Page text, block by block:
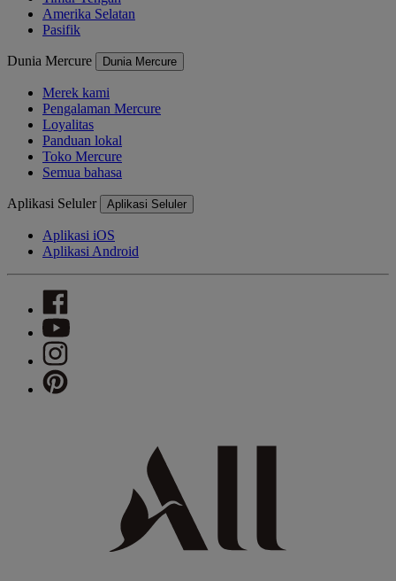
Amerika Selatan
Pasifik
Dunia Mercure Dunia Mercure
Merek kami
Pengalaman Mercure
Loyalitas
Panduan lokal
Toko Mercure
Semua bahasa
Aplikasi Seluler Aplikasi Seluler
Aplikasi iOS
Aplikasi Android